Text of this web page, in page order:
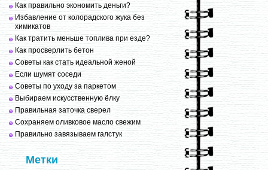
Как правильно экономить деньги?
Избавление от колорадского жука без
химикатов
Как тратить меньше топлива при езде?
Как просверлить бетон
Советы как стать идеальной женой
Если шумят соседи
Советы по уходу за паркетом
Выбираем искусственную ёлку
Правильная заточка сверел
Сохраняем оливковое масло свежим
Правильно завязываем галстук
Метки